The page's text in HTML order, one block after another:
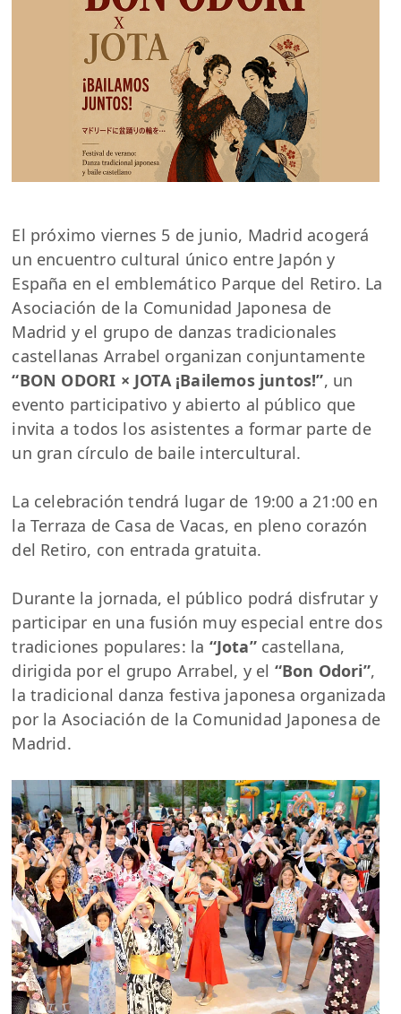
El próximo viernes 5 de junio, Madrid acogerá
un encuentro cultural único entre Japón y
España en el emblemático Parque del Retiro. La
Asociación de la Comunidad Japonesa de
Madrid y el grupo de danzas tradicionales
castellanas Arrabel organizan conjuntamente
“BON ODORI × JOTA ¡Bailemos juntos!”, un
evento participativo y abierto al público que
invita a todos los asistentes a formar parte de
un gran círculo de baile intercultural.
La celebración tendrá lugar de 19:00 a 21:00 en
la Terraza de Casa de Vacas, en pleno corazón
del Retiro, con entrada gratuita.
Durante la jornada, el público podrá disfrutar y
participar en una fusión muy especial entre dos
tradiciones populares: la “Jota”castellana,
dirigida por el grupo Arrabel, y el “Bon Odori”,
la tradicional danza festiva japonesa organizada
por la Asociación de la Comunidad Japonesa de
Madrid.